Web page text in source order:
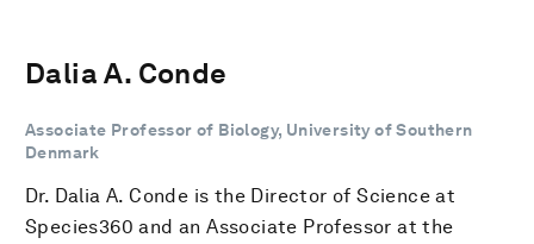
Dalia A. Conde
Associate Professor of Biology, University of Southern
Denmark
Dr. Dalia A. Conde is the Director of Science at
Species360 and an Associate Professor at the